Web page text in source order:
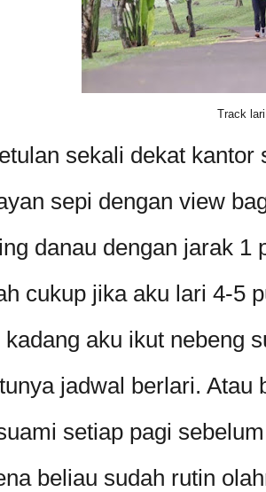
Track
sekali dekat
sepi dengan view
danau dengan jarak 1
cukup jika aku lari 4-5
kadang aku ikut nebeng
jadwal berlari. Atau
setiap pagi
beliau sudah rutin